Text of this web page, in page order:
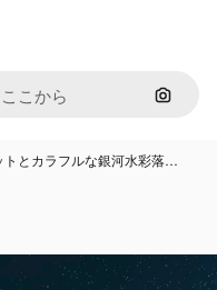
画像で
トとカラフルな銀河水彩落…